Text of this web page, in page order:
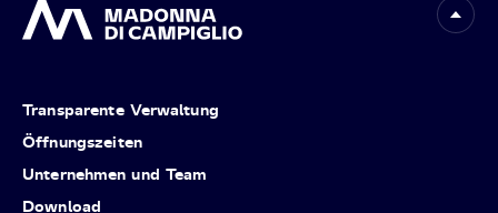
Transparente Verwaltung
Öffnungszeiten
Unternehmen und Team
Download